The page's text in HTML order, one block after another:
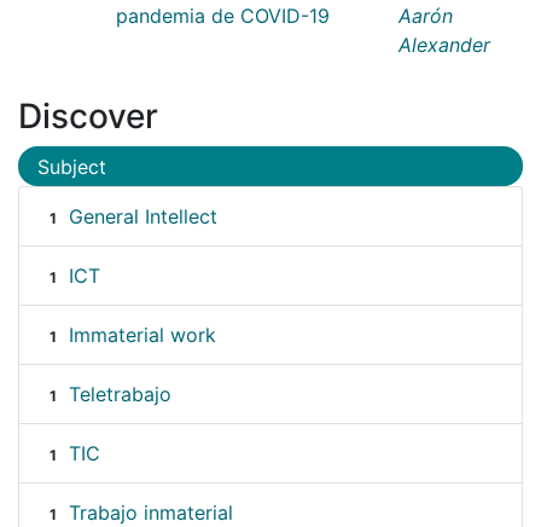
pandemia de COVID-19
Aarón
Alexander
Discover
Subject
1 General Intellect
1 ICT
1 Immaterial work
1 Teletrabajo
1 TIC
1 Trabajo inmaterial